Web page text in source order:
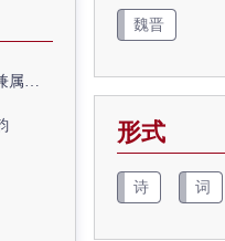
真
魏晋
形式
诗 词